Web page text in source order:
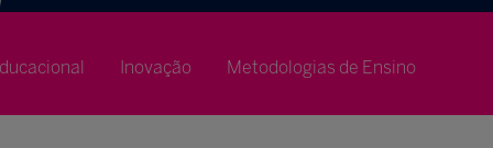
Inovação Metodologias de Ensino